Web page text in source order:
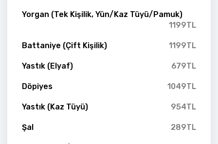
Yorgan (Tek Kişilik, Yün/Kaz Tüyü/Pamuk)
1199TL
Battaniye (Çift Kişilik) 1199TL
Yastık (Elyaf) 679TL
Döpiyes 1049TL
Yastık (Kaz Tüyü) 954TL
Şal 289TL